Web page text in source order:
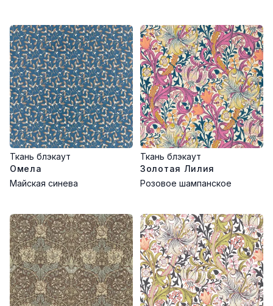
Ткань блэкаут
Омела
Майская синева
Ткань блэкаут
Золотая Лилия
Розовое шампанское